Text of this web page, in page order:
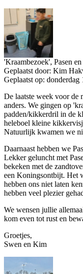
'Kraambezoek', Pasen
Geplaatst door: Kim
Geplaatst op: donderdag
De laatste week voor de
anders. We gingen op
padden/kikkerdril in de
heleboel kleine
Natuurlijk kwamen we
Daarnaast hebben we
Lekker geluncht met
bekeken met de
een Koningsontbijt. Het
hebben ons niet laten
hebben veel plezier
We wensen jullie
kom even tot rust en
Groetjes,
Swen en Kim